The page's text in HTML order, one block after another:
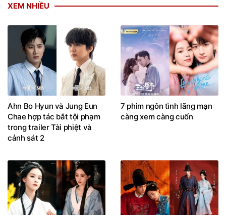
XEM NHIỀU
Ahn Bo Hyun và Jung Eun
Chae hợp tác bắt tội phạm
trong trailer Tài phiệt và
cảnh sát 2
7 phim ngôn tình lãng mạn
càng xem càng cuốn